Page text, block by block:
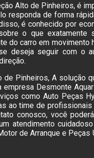
Alto de Pinheiros, é
responda de forma
é conhecido por
o que exatamente
do carro em movimento
deseja seguir com o
Pinheiros, A solução
Desmonte
como Auto Peças
ao time de
conosco, você
atendimento
de Arranque e Peças